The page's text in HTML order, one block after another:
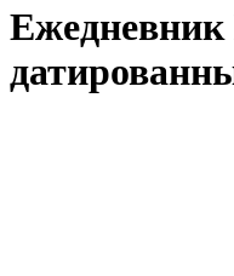
Ежедневник